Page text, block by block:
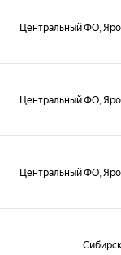
Центральный ФО,
Центральный ФО,
Центральный ФО,